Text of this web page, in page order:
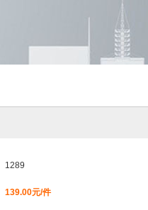
1289
139.00元/件